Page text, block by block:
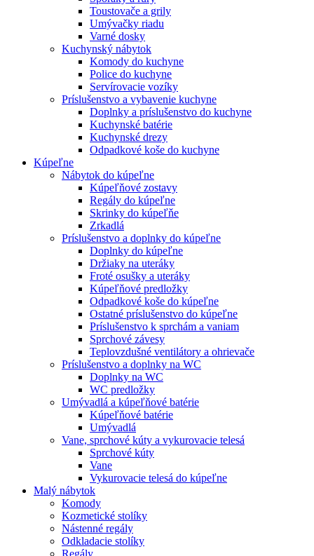
Toustovače a grily
Umývačky riadu
Varné dosky
Kuchynský nábytok
Komody do kuchyne
Police do kuchyne
Servírovacie vozíky
Príslušenstvo a vybavenie kuchyne
Doplnky a príslušenstvo do kuchyne
Kuchynské batérie
Kuchynské drezy
Odpadkové koše do kuchyne
Kúpeľne
Nábytok do kúpeľne
Kúpeľňové zostavy
Regály do kúpeľne
Skrinky do kúpeľňe
Zrkadlá
Príslušenstvo a doplnky do kúpeľne
Doplnky do kúpeľne
Držiaky na uteráky
Froté osušky a uteráky
Kúpeľňové predložky
Odpadkové koše do kúpeľne
Ostatné príslušenstvo do kúpeľne
Príslušenstvo k sprchám a vaniam
Sprchové závesy
Teplovzdušné ventilátory a ohrievače
Príslušenstvo a doplnky na WC
Doplnky na WC
WC predložky
Umývadlá a kúpeľňové batérie
Kúpeľňové batérie
Umývadlá
Vane, sprchové kúty a vykurovacie telesá
Sprchové kúty
Vane
Vykurovacie telesá do kúpeľne
Malý nábytok
Komody
Kozmetické stolíky
Nástenné regály
Odkladacie stolíky
Regály